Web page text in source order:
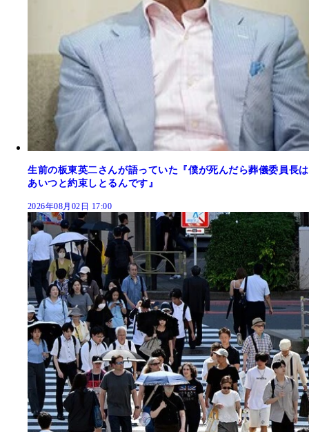
生前の板東英二さんが語っていた『僕が死んだら葬儀委員長は
あいつと約束しとるんです』
2026年08月02日 17:00